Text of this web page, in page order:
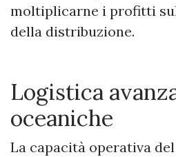
moltiplicarne i profitti
della distribuzione.
​Logistica
oceaniche
La capacità operativa